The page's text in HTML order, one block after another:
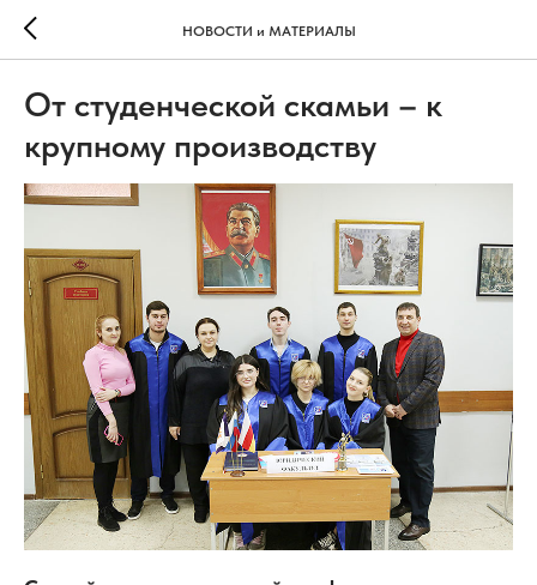
НОВОСТИ и МАТЕРИАЛЫ
От студенческой скамьи – к
крупному производству